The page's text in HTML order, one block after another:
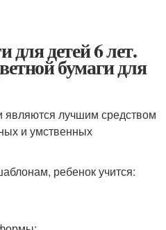
для детей 6 лет.
бумаги для
являются лучшим средством
и умственных
ребенок учится: